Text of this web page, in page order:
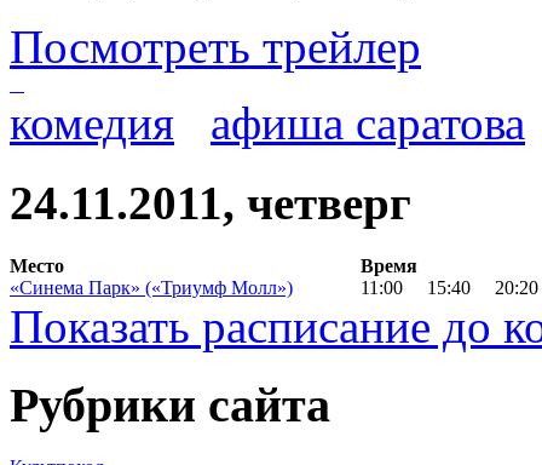
Посмотреть трейлер
комедия
афиша саратова
24.11.2011, четверг
Место
Время
«Синема Парк» («Триумф Молл»)
11:00 15:40 20:20
Показать расписание до
Рубрики сайта